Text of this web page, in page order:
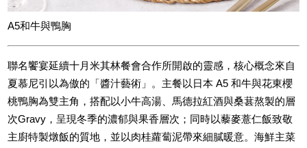
A5和牛與鴨胸
聯名饗宴延續十月米其林餐會合作所開啟的靈感，核心概念來自
夏慕尼引以為傲的「醬汁藝術」。主餐以日本 A5 和牛與花東櫻
桃鴨胸為雙主角，搭配以小牛高湯、馬德拉紅酒與桑葚熬製的層
次Gravy，呈現冬季的濃郁與果香層次；同時以藜麥薏仁飯致敬
主廚特製燉飯的質地，並以肉桂蘿蔔泥帶來細膩暖意。海鮮主菜